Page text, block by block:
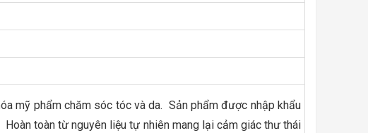
mỹ phẩm chăm sóc tóc và da. Sản phẩm được nhập khẩu
toàn từ nguyên liệu tự nhiên mang lại cảm giác thư thái